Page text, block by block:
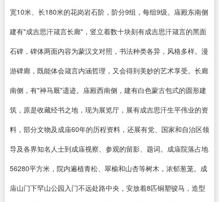
宽10米、长180米的花岗岩石阶，阶分9组，每组9级。庙殿东南侧
建有"成吉思汗箴言长廊"，竖立着数十块刻有成吉思汗箴言的黑面
石碑，碑体两面内容为蒙汉文对照，书法种类各异，风格多样。漫
游碑廊，既能体会箴言内涵哲理，又会得到美妙的艺术享受。长廊
南侧，有"神马厩"遗迹。庙殿西南侧，建有白色蒙古包式的圆形建
筑，原是收藏经书之地，现为展览厅，展有成吉思汗生平伟业的资
料，部分文物及成庙60年的历程资料，还展有党、国家和自治区领
导及各界知名人士到成庙视察、参观的留影、题词。成庙院落占地
56280平方米，院内遍植青松、翠榆和山杏等树木，浓郁葱茏。成
庙山门下罕山公园入门不远处路中央，安放着8匹铜塑骏马，造型